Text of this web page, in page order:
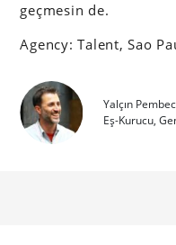
geçmesin de.
Agency: Talent, Sao
Yalçın
Eş-Kurucu,